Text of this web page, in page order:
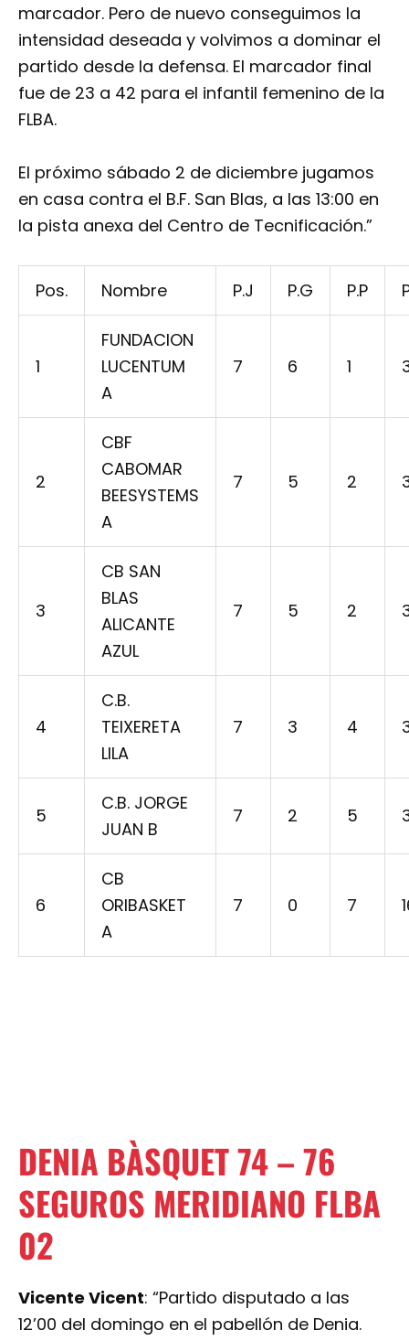
marcador. Pero de nuevo conseguimos la
intensidad deseada y volvimos a dominar el
partido desde la defensa. El marcador final
fue de 23 a 42 para el infantil femenino de la
FLBA.
El próximo sábado 2 de diciembre jugamos
en casa contra el B.F. San Blas, a las 13:00 en
la pista anexa del Centro de Tecnificación.”
Pos. Nombre P.J P.G P.P
1
FUNDACION
LUCENTUM
A
7 6 1
2
CBF
CABOMAR
BEESYSTEMS
A
7 5 2
3
CB SAN
BLAS
ALICANTE
AZUL
7 5 2
4
C.B.
TEIXERETA
LILA
7 3 4
5
C.B. JORGE
JUAN B
7 2 5
6
CB
ORIBASKET
A
7 0 7
DENIA BÀSQUET 74 – 76
SEGUROS MERIDIANO FLBA
02
Vicente Vicent: “Partido disputado a las
12’00 del domingo en el pabellón de Denia.